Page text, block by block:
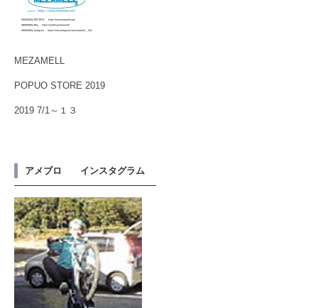
MEZAMELL
POPUO STORE 2019
2019 7/1～１３
アメブロ インスタグラム